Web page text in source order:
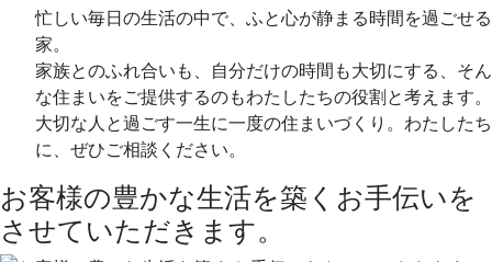
忙しい毎日の生活の中で、ふと心が静まる時間を過ごせる
家。
家族とのふれ合いも、自分だけの時間も大切にする、そん
な住まいをご提供するのもわたしたちの役割と考えます。
大切な人と過ごす一生に一度の住まいづくり。わたしたち
に、ぜひご相談ください。
お客様の豊かな生活を築く お手伝いを
させていただきます。